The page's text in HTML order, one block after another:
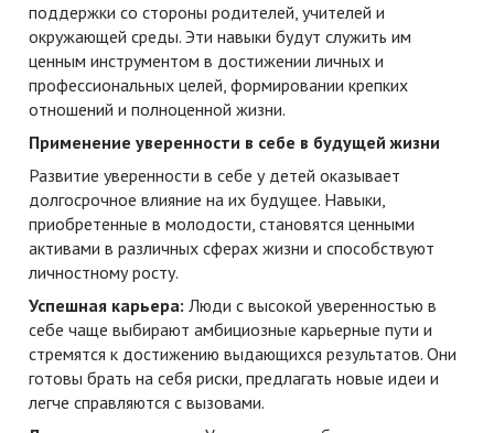
поддержки со стороны родителей, учителей и
окружающей среды. Эти навыки будут служить им
ценным инструментом в достижении личных и
профессиональных целей, формировании крепких
отношений и полноценной жизни.
Применение уверенности в себе в будущей жизни
Развитие уверенности в себе у детей оказывает
долгосрочное влияние на их будущее. Навыки,
приобретенные в молодости, становятся ценными
активами в различных сферах жизни и способствуют
личностному росту.
Успешная карьера: Люди с высокой уверенностью в
себе чаще выбирают амбициозные карьерные пути и
стремятся к достижению выдающихся результатов. Они
готовы брать на себя риски, предлагать новые идеи и
легче справляются с вызовами.